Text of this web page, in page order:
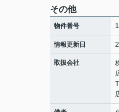
その他
物件番号
情報更新日
取扱会社